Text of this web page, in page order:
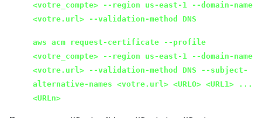
<votre_compte> --region us-east-1 --domain-name
<votre.url> --validation-method DNS
aws acm request-certificate --profile
<votre_compte> --region us-east-1 --domain-name
<votre.url> --validation-method DNS
--subject-
alternative-names <votre.url> <URLO> <URL1> ...
<URLn>